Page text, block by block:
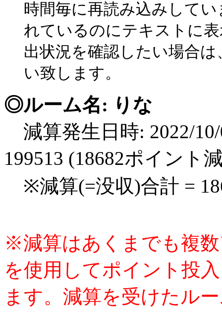
時間毎に再読み込みして
れているのにテキストに
出状況を確認したい場合
い致します。
◎ルーム名: りな
減算発生日時: 2022/
199513 (18682ポイント
※減算(=没収)合計 =
※減算はあくまでも複
を使用してポイント投
ます。減算を受けたル